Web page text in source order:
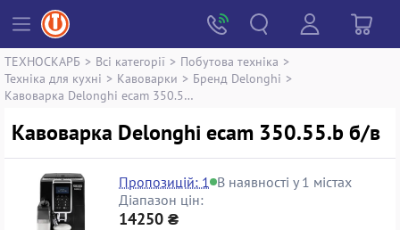
ТЕХНОСКАРБ > Всі категорії > Побутова техніка >
Техніка для кухні > Кавоварки > Бренд Delonghi >
Кавоварка Delonghi ecam 350.55.b
Кавоварка Delonghi ecam 350.55.b б/в
Пропозицій: 1 В наявності у 1 містах
Діапазон цін:
14250 ₴